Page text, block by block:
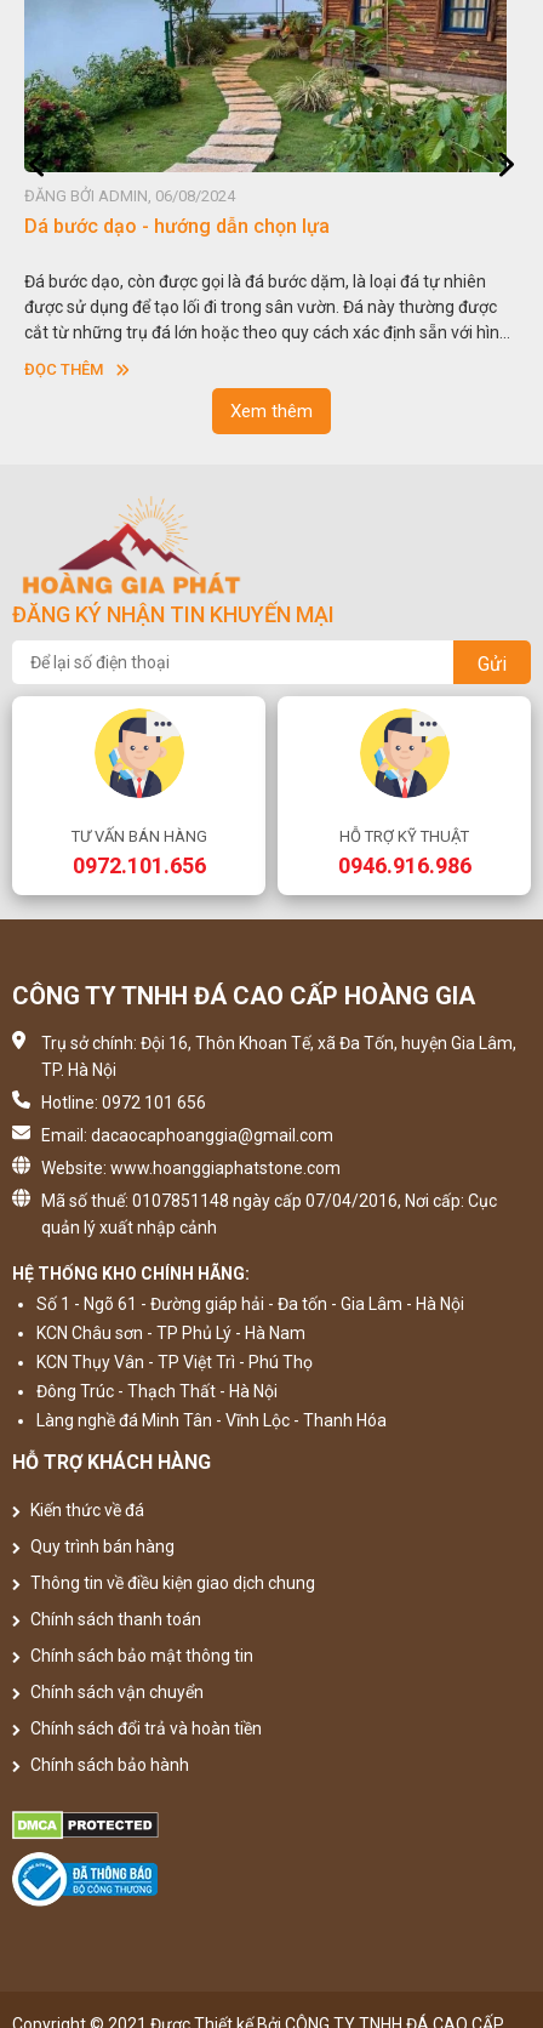
ĐĂNG BỞI ADMIN, 06/08/2024
Dá bước dạo - hướng dẫn chọn lựa
Đá bước dạo, còn được gọi là đá bước dặm, là loại đá tự nhiên
được sử dụng để tạo lối đi trong sân vườn. Đá này thường được
cắt từ những trụ đá lớn hoặc theo quy cách xác định sẵn với hình
vuông hoặc hình chữ nhật và có độ dày khác nhau.
ĐỌC THÊM
Xem thêm
ĐĂNG KÝ NHẬN TIN KHUYẾN MẠI
Gửi
TƯ VẤN BÁN HÀNG
0972.101.656
HỖ TRỢ KỸ THUẬT
0946.916.986
CÔNG TY TNHH ĐÁ CAO CẤP HOÀNG GIA
Trụ sở chính: Đội 16, Thôn Khoan Tế, xã Đa Tốn, huyện Gia Lâm,
TP. Hà Nội
Hotline: 0972 101 656
Email: dacaocaphoanggia@gmail.com
Website: www.hoanggiaphatstone.com
Mã số thuế: 0107851148 ngày cấp 07/04/2016, Nơi cấp: Cục
quản lý xuất nhập cảnh
HỆ THỐNG KHO CHÍNH HÃNG:
Số 1 - Ngõ 61 - Đường giáp hải - Đa tốn - Gia Lâm - Hà Nội
KCN Châu sơn - TP Phủ Lý - Hà Nam
KCN Thụy Vân - TP Việt Trì - Phú Thọ
Đông Trúc - Thạch Thất - Hà Nội
Làng nghề đá Minh Tân - Vĩnh Lộc - Thanh Hóa
HỖ TRỢ KHÁCH HÀNG
Kiến thức về đá
Quy trình bán hàng
Thông tin về điều kiện giao dịch chung
Chính sách thanh toán
Chính sách bảo mật thông tin
Chính sách vận chuyển
Chính sách đổi trả và hoàn tiền
Chính sách bảo hành